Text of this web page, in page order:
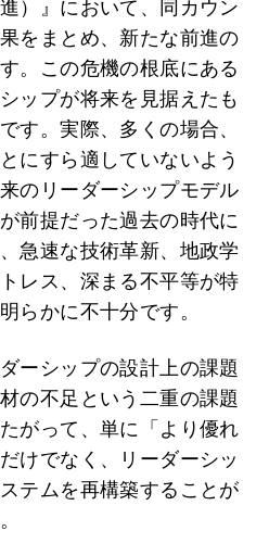
）』において、同カウン
をまとめ、新たな前進の
。この危機の根底にある
ップが将来を見据えたも
す。実際、多くの場合、
にすら適していないよう
のリーダーシップモデル
前提だった過去の時代に
急速な技術革新、地政学
レス、深まる不平等が特
らかに不十分です。
ーシップの設計上の課題
の不足という二重の課題
がって、単に「より優れ
けでなく、リーダーシッ
テムを再構築することが